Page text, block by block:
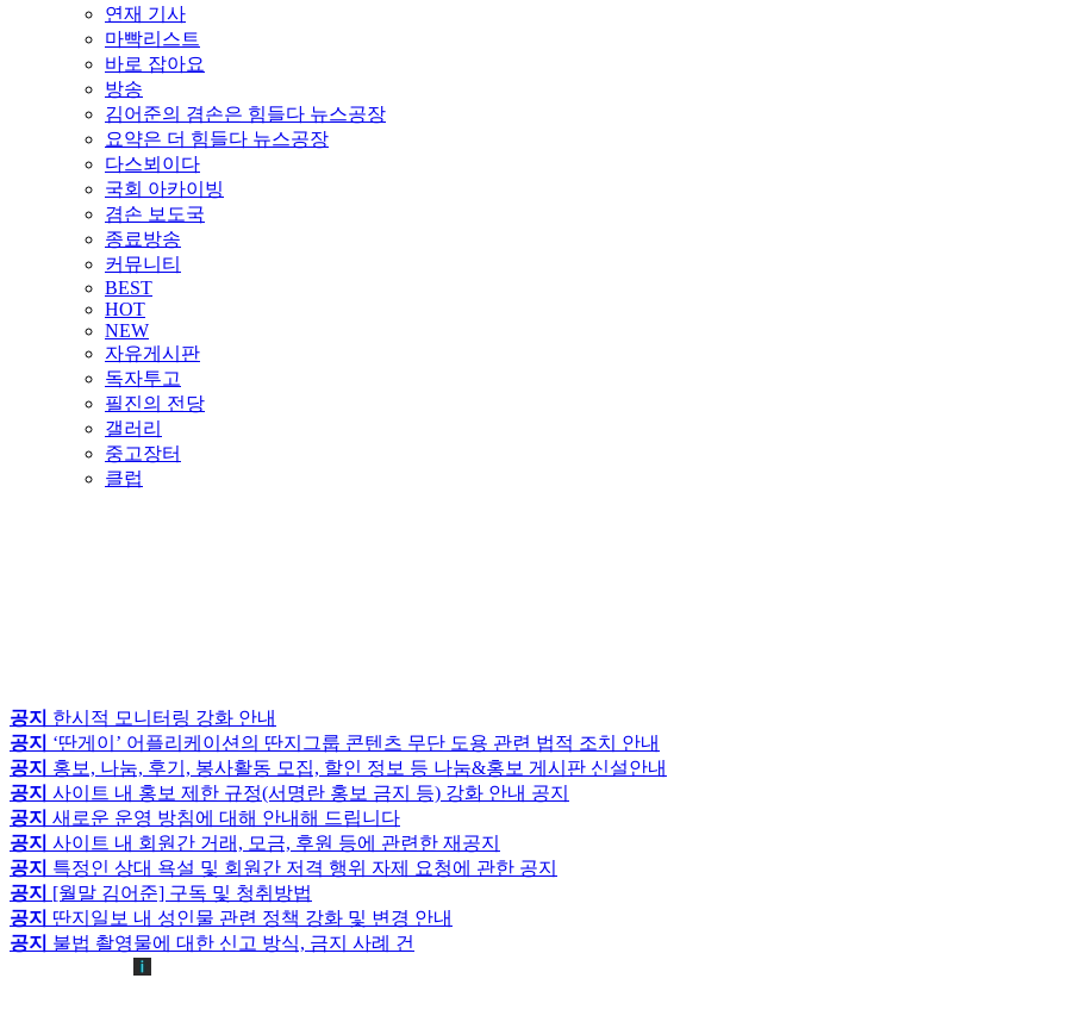
연재 기사
마빡리스트
바로 잡아요
방송
김어준의 겸손은 힘들다 뉴스공장
요약은 더 힘들다 뉴스공장
다스뵈이다
국회 아카이빙
겸손 보도국
종료방송
커뮤니티
BEST
HOT
NEW
자유게시판
독자투고
필진의 전당
갤러리
중고장터
클럽
공지 한시적 모니터링 강화 안내
공지 ‘딴게이’ 어플리케이션의 딴지그룹 콘텐츠 무단 도용 관련 법적 조치 안내
공지 홍보, 나눔, 후기, 봉사활동 모집, 할인 정보 등 나눔&홍보 게시판 신설안내
공지 사이트 내 홍보 제한 규정(서명란 홍보 금지 등) 강화 안내 공지
공지 새로운 운영 방침에 대해 안내해 드립니다
공지 사이트 내 회원간 거래, 모금, 후원 등에 관련한 재공지
공지 특정인 상대 욕설 및 회원간 저격 행위 자제 요청에 관한 공지
공지 [월말 김어준] 구독 및 청취방법
공지 딴지일보 내 성인물 관련 정책 강화 및 변경 안내
공지 불법 촬영물에 대한 신고 방식, 금지 사례 건